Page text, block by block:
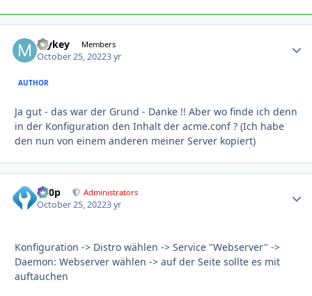
mykey Members
October 25, 20223 yr
AUTHOR
Ja gut - das war der Grund - Danke !! Aber wo finde ich denn
in der Konfiguration den Inhalt der acme.conf ? (Ich habe
den nun von einem anderen meiner Server kopiert)
d00p Administrators
October 25, 20223 yr
Konfiguration -> Distro wählen -> Service "Webserver" ->
Daemon: Webserver wählen -> auf der Seite sollte es mit
auftauchen